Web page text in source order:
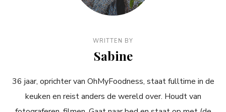
WRITTEN BY
Sabine
36 jaar, oprichter van OhMyFoodness, staat fulltime in de
keuken en reist anders de wereld over. Houdt van